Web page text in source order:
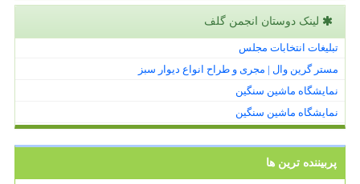
لینک دوستان انجمن گلف
تبلیغات انتخابات مجلس
مستر گرین وال | مجری و طراح انواع دیوار سبز
نمایشگاه ماشین سنگین
نمایشگاه ماشین سنگین
پربیننده ترین ها